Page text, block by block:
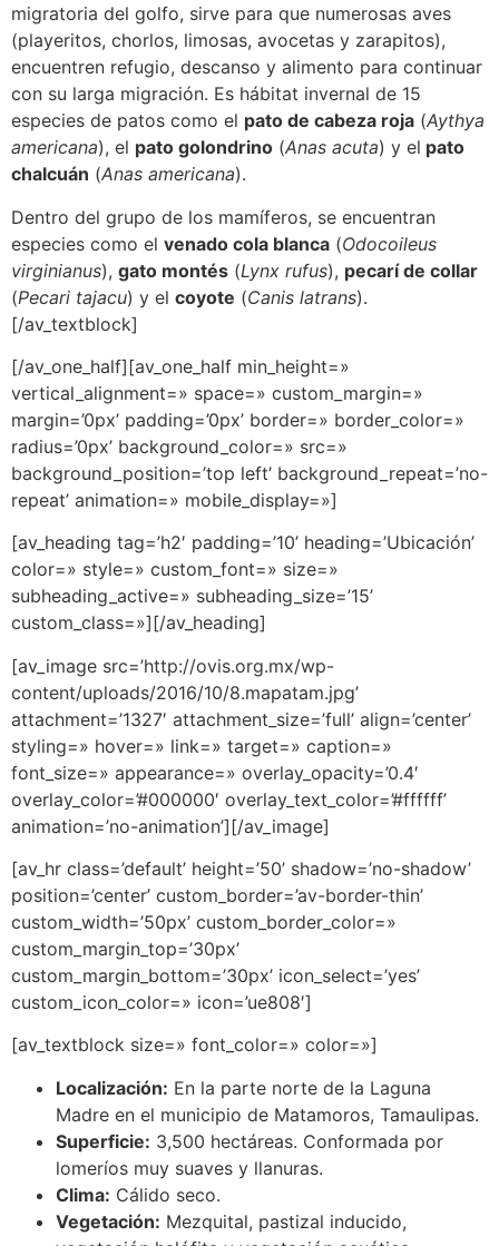
migratoria del golfo, sirve para que numerosas aves
(playeritos, chorlos, limosas, avocetas y zarapitos),
encuentren refugio, descanso y alimento para continuar
con su larga migración. Es hábitat invernal de 15
especies de patos como el pato de cabeza roja (Aythya
americana), el pato golondrino (Anas acuta) y el pato
chalcuán (Anas americana).
Dentro del grupo de los mamíferos, se encuentran
especies como el venado cola blanca (Odocoileus
virginianus), gato montés (Lynx rufus), pecarí de collar
(Pecari tajacu) y el coyote (Canis latrans).
[/av_textblock]
[/av_one_half][av_one_half min_height=»
vertical_alignment=» space=» custom_margin=»
margin=’0px’ padding=’0px’ border=» border_color=»
radius=’0px’ background_color=» src=»
background_position=’top left’ background_repeat=’no-
repeat’ animation=» mobile_display=»]
[av_heading tag=’h2′ padding=’10’ heading=’Ubicación’
color=» style=» custom_font=» size=»
subheading_active=» subheading_size=’15’
custom_class=»][/av_heading]
[av_image src=’http://ovis.org.mx/wp-
content/uploads/2016/10/8.mapatam.jpg’
attachment=’1327′ attachment_size=’full’ align=’center’
styling=» hover=» link=» target=» caption=»
font_size=» appearance=» overlay_opacity=’0.4′
overlay_color=’#000000′ overlay_text_color=’#ffffff’
animation=’no-animation’][/av_image]
[av_hr class=’default’ height=’50’ shadow=’no-shadow’
position=’center’ custom_border=’av-border-thin’
custom_width=’50px’ custom_border_color=»
custom_margin_top=’30px’
custom_margin_bottom=’30px’ icon_select=’yes’
custom_icon_color=» icon=’ue808′]
[av_textblock size=» font_color=» color=»]
Localización: En la parte norte de la Laguna
Madre en el municipio de Matamoros, Tamaulipas.
Superficie: 3,500 hectáreas. Conformada por
lomeríos muy suaves y llanuras.
Clima: Cálido seco.
Vegetación: Mezquital, pastizal inducido,